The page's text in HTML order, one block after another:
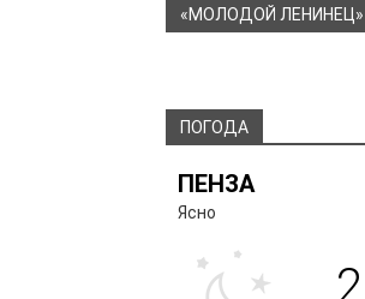
«МОЛОДОЙ
ПОГОДА
ПЕНЗА
Ясно